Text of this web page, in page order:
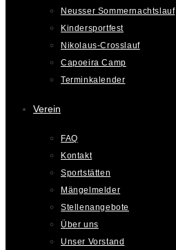
Neusser Sommernachtslauf
Kindersportfest
Nikolaus-Crosslauf
Capoeira Camp
Terminkalender
Verein
FAQ
Kontakt
Sportstätten
Mängelmelder
Stellenangebote
Über uns
Unser Vorstand